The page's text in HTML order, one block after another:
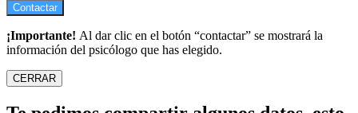
Contactar
¡Importante! Al dar clic en el botón “contactar” se mostrará la
información del psicólogo que has elegido.
CERRAR